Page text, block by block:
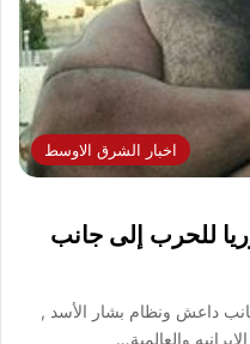
اخبار الشرق الاوسط
للحرب إلى جانب
داعش ونظام بشار الأسد ,
والعالمية…